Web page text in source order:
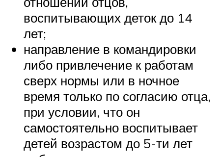
воспитывающих деток до 14
лет;
направление в командировки
либо привлечение к работам
сверх нормы или в ночное
время только по согласию отца,
при условии, что он
самостоятельно воспитывает
детей возрастом до 5-ти лет